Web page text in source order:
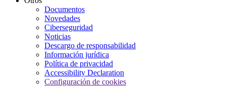
Documentos
Novedades
Ciberseguridad
Noticias
Descargo de responsabilidad
Información jurídica
Política de privacidad
Accessibility Declaration
Configuración de cookies